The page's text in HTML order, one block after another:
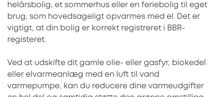
helårsbolig, et sommerhus eller en feriebolig til eget
brug, som hovedsageligt opvarmes med el. Det er
vigtigt, at din bolig er korrekt registreret i BBR-
registeret.
Ved at udskifte dit gamle olie- eller gasfyr, biokedel
eller elvarmeanlæg med en luft til vand
varmepumpe, kan du reducere dine varmeudgifter